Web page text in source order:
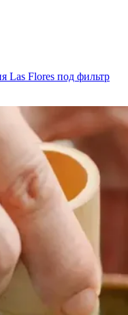
Las Flores под фильтр